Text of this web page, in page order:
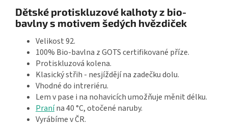
Dětské protiskluzové kalhoty z bio-
bavlny s motivem šedých hvězdiček
Velikost 92.
100% Bio-bavlna z GOTS certifikované příze.
Protiskluzová kolena.
Klasický střih - nesjíždějí na zadečku dolu.
Vhodné do intreriéru.
Lem v pase i na nohavicích umožňuje měnit délku.
Pranína 40 °C, otočené naruby.
Vyrábíme v ČR.